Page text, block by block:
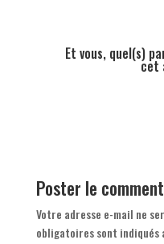
Et vous, quel(s)
cet
Poster le
Votre adresse e-mail ne
obligatoires sont indiqués